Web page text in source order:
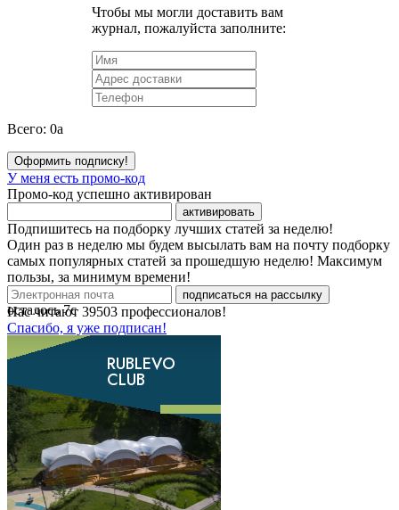
Чтобы мы могли доставить вам
журнал, пожалуйста заполните:
Всего: 0a
Оформить подписку!
У меня есть промо-код
Промо-код успешно активирован
активировать
Подпишитесь на подборку лучших статей за неделю!
Один раз в неделю мы будем высылать вам на почту подборку
самых популярных статей за прошедшую неделю! Максимум
пользы, за минимум времени!
подписаться на рассылку
Нас читают 39503 профессионалов!
Спасибо, я уже подписан!
осталось7с